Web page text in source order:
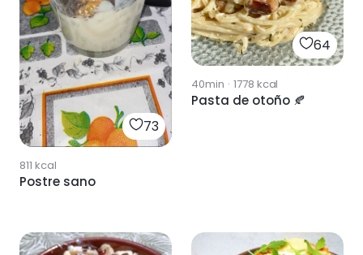
73
811 kcal
Postre sano
64
40min · 1778 kcal
Pasta de otoño 🍂